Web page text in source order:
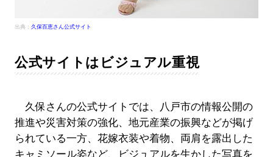
出典： 久保百恵さん公式サイト
公式サイトはビジュアル重視
久保さんの公式サイトでは、八戸市の情報公開の
推進や災害対策の強化、地元産業の振興などが掲げ
られている一方、花嫁衣装や着物、両肩を露出した
キャミソール姿など、ビジュアルを生かした写真を